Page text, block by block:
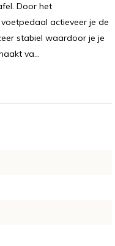
Door het
actieveer je de
stabiel waardoor je je
va...